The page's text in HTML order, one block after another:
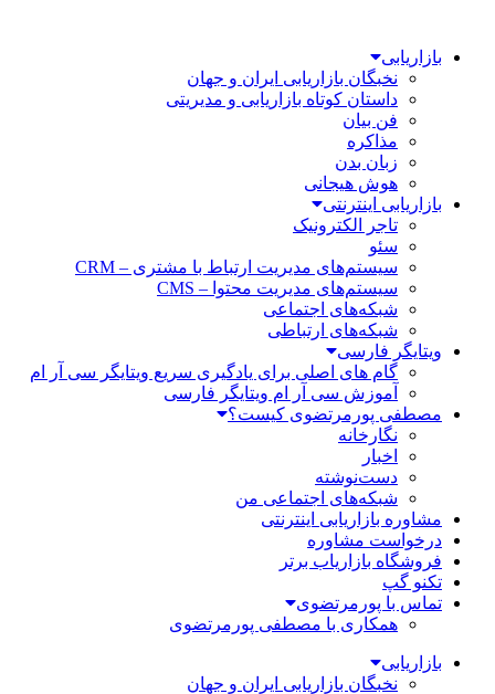
بازاریابی
نخبگان بازاریابی ایران و جهان
داستان کوتاه بازاریابی و مدیریتی
فن بیان
مذاکره
زبان بدن
هوش هیجانی
بازاریابی اینترنتی
تاجر الکترونیک
سئو
سیستم‌های مدیریت ارتباط با مشتری – CRM
سیستم‌های مدیریت محتوا – CMS
شبکه‌های اجتماعی
شبکه‌های ارتباطی
ویتایگر فارسی
گام های اصلی برای یادگیری سریع ویتایگر سی آر ام
آموزش سی آر ام ویتایگر فارسی
مصطفی پورمرتضوی کیست؟
نگارخانه
اخبار
دست‌نوشته
شبکه‌های اجتماعی من
مشاوره بازاریابی اینترنتی
درخواست مشاوره
فروشگاه بازاریاب برتر
تکنو گپ
تماس با پورمرتضوی
همکاری با مصطفی پورمرتضوی
بازاریابی
نخبگان بازاریابی ایران و جهان